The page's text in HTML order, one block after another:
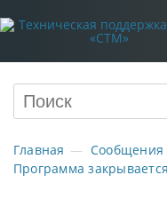
Главная
Сообщения
Программа